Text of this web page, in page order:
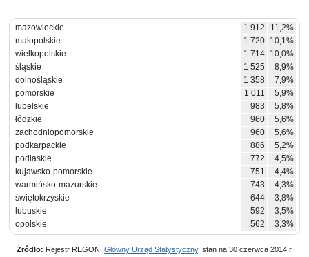
mazowieckie 1 912
11,2%
małopolskie
1 720 10,1%
wielkopolskie
1 714 10,0%
śląskie
1 525
8,9%
dolnośląskie
1 358
7,9%
pomorskie
1 011
5,9%
lubelskie
983
5,8%
łódzkie
960
5,6%
zachodniopomorskie
960
5,6%
podkarpackie
886
5,2%
podlaskie
772
4,5%
kujawsko-pomorskie
751
4,4%
warmińsko-mazurskie
743
4,3%
świętokrzyskie
644
3,8%
lubuskie
592
3,5%
opolskie
562 3,3%
Źródło: Rejestr REGON, Główny Urząd Statystyczny, stan na 30 czerwca 2014 r.